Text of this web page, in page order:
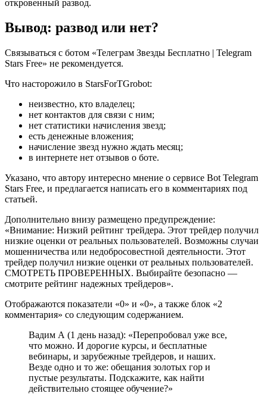
откровенный развод.
Вывод: развод или нет?
Связываться с ботом «Телеграм Звезды Бесплатно | Telegram
Stars Free» не рекомендуется.
Что насторожило в StarsForTGrobot:
неизвестно, кто владелец;
нет контактов для связи с ним;
нет статистики начисления звезд;
есть денежные вложения;
начисление звезд нужно ждать месяц;
в интернете нет отзывов о боте.
Указано, что автору интересно мнение о сервисе Bot Telegram
Stars Free, и предлагается написать его в комментариях под
статьей.
Дополнительно внизу размещено предупреждение:
«Внимание: Низкий рейтинг трейдера. Этот трейдер получил
низкие оценки от реальных пользователей. Возможны случаи
мошенничества или недобросовестной деятельности. Этот
трейдер получил низкие оценки от реальных пользователей.
СМОТРЕТЬ ПРОВЕРЕННЫХ. Выбирайте безопасно —
смотрите рейтинг надежных трейдеров».
Отображаются показатели «0» и «0», а также блок «2
комментария» со следующим содержанием.
Вадим А (1 день назад): «Перепробовал уже все,
что можно. И дорогие курсы, и бесплатные
вебинары, и зарубежные трейдеров, и наших.
Везде одно и то же: обещания золотых гор и
пустые результаты. Подскажите, как найти
действительно стоящее обучение?»